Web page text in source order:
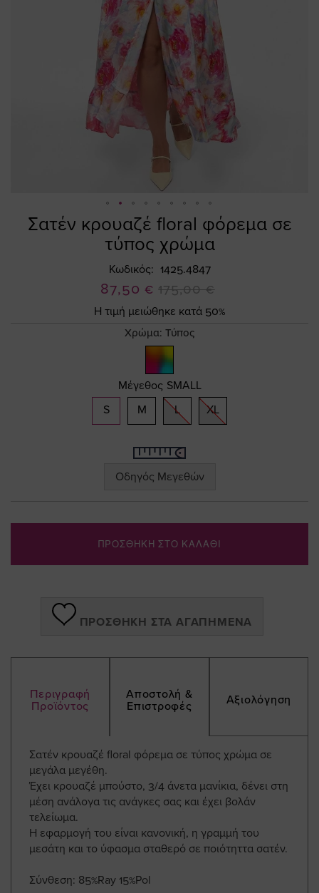
Σατέν κρουαζέ floral φόρεμα σε
τύπος χρώμα
Κωδικός 1425.4847
Ειδική
Τιμή
87,50 € 175,00 €
Η τιμή μειώθηκε κατά 50%
Χρώμα: Τύπος
Μέγεθος SMALL
S
M L XL
Οδηγός Μεγεθών
ΠΡΟΣΘΗΚΗ ΣΤΟ ΚΑΛΑΘΙ
ΠΡΟΣΘΉΚΗ ΣΤΑ ΑΓΑΠΗΜΈΝΑ
Περιγραφή
Προϊόντος
Αποστολή &
Επιστροφές
Αξιολόγηση
Σατέν κρουαζέ floral φόρεμα σε τύπος χρώμα σε
μεγάλα μεγέθη.
Έχει κρουαζέ μπούστο, 3/4 άνετα μανίκια, δένει στη
μέση ανάλογα τις ανάγκες σας και έχει βολάν
τελείωμα.
Η εφαρμογή του είναι κανονική, η γραμμή του
μεσάτη και το ύφασμα σταθερό σε ποιότηττα σατέν.
Σύνθεση: 85%Ray 15%Pol
Skip